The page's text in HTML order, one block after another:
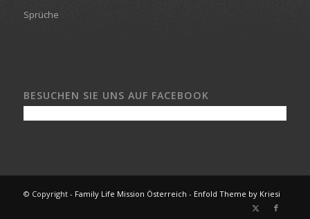
Sprüche
BESUCHEN SIE UNS AUF FACEBOOK
© Copyright - Family Life Mission Österreich - Enfold Theme by Kriesi